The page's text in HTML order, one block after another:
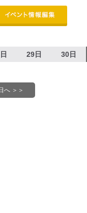
29日 30日
へ ＞＞